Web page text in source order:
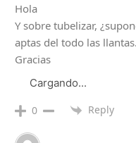
Hola
Y sobre tubelizar,
aptas del todo las llantas.
Gracias
Cargando...
0 Reply